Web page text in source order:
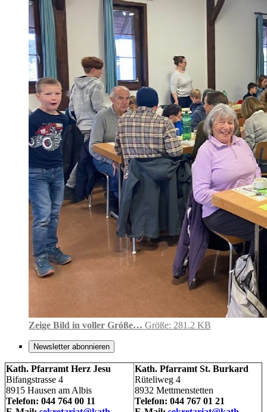
Zeige Bild in voller Größe… Größe: 281.2 KB
Newsletter abonnieren
Kath. Pfarramt Herz Jesu
Bifangstrasse 4
8915 Hausen am Albis
Telefon: 044 764 00 11
Kath. Pfarramt St. Burkard
Rüteliweg 4
8932 Mettmenstetten
Telefon: 044 767 01 21